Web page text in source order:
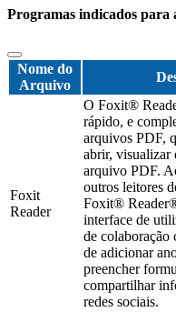
Programas indicados
Nome do
Arquivo
Foxit
Reader
O Foxit®
rápido, e
arquivos PDF,
abrir, visualizar
arquivo PDF.
outros leitores
Foxit®
interface de
de colaboração
de adicionar
preencher
compartilhar
redes sociais.